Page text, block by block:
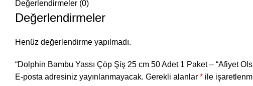
Değerlendirmeler (0)
Değerlendirmeler
Henüz değerlendirme yapılmadı.
“Dolphin Bambu Yassı Çöp Şiş 25 cm 50 Adet 1 Paket – “Afiyet
E-posta adresiniz yayınlanmayacak. Gerekli alanlar * ile